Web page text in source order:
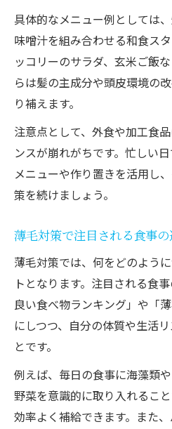
具体的なメニュー例としては
味噌汁を組み合わせる和食ス
ッコリーのサラダ、玄米ご飯
らは髪の主成分や頭皮環境の
り補えます。
注意点として、外食や加工食
ンスが崩れがちです。忙しい
メニューや作り置きを活用し
策を続けましょう。
薄毛対策で注目される食事
薄毛対策では、何をどのよう
トとなります。注目される食
良い食べ物ランキング」や「
にしつつ、自分の体質や生活
とです。
例えば、毎日の食事に海藻類
野菜を意識的に取り入れるこ
効率よく補給できます。また